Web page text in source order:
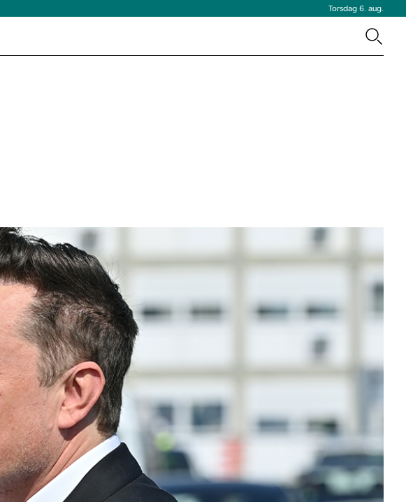
Torsdag 6. aug.